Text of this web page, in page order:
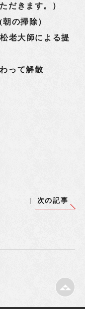
。）
除）
老大師による提
散
次の記事